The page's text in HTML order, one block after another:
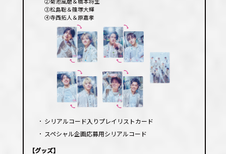
③松島聡＆篠塚大輝
④寺西拓人＆原嘉孝
･ シリアルコード入りプレイリストカード
･ スペシャル企画応募用シリアルコード
【グッズ】